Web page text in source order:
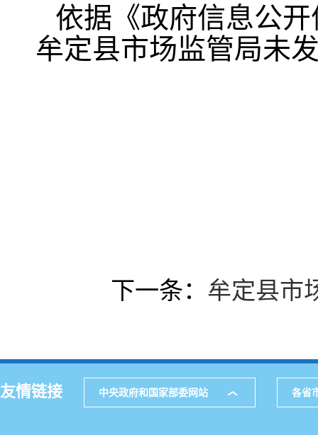
依据《政府信息公
牟定县市场监管局未
下一条： 牟定县市
友情链接 中央政府和国家部委网站 各省